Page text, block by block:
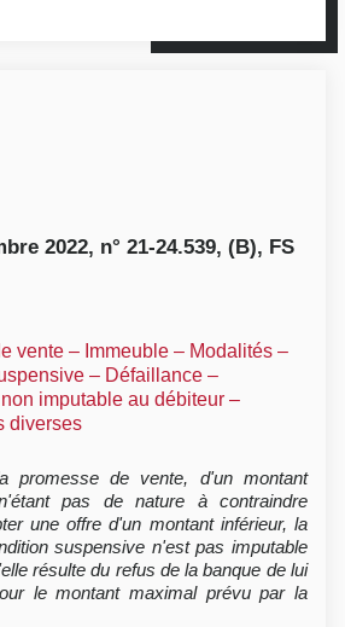
2022, n° 21-24.539, (B), FS
vente – Immeuble – Modalités –
– Défaillance –
imputable au débiteur –
diverses
promesse de vente, d'un montant
pas de nature à contraindre
une offre d'un montant inférieur, la
suspensive n'est pas imputable
résulte du refus de la banque de lui
le montant maximal prévu par la